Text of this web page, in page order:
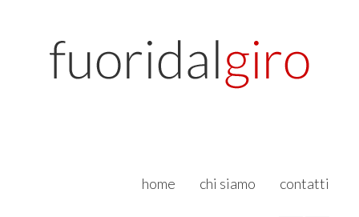
home chi siamo contatti